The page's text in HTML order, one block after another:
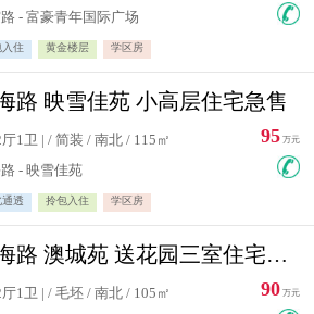
- 富豪青年国际广场
入住 黄金楼层 学区房
路 映雪佳苑 小高层住宅急售
1卫 | / 简装 / 南北 / 115㎡
- 映雪佳苑
通透 拎包入住 学区房
95 万元
福海路 澳城苑 送花园三室住宅急售
1卫 | / 毛坯 / 南北 / 105㎡
90 万元